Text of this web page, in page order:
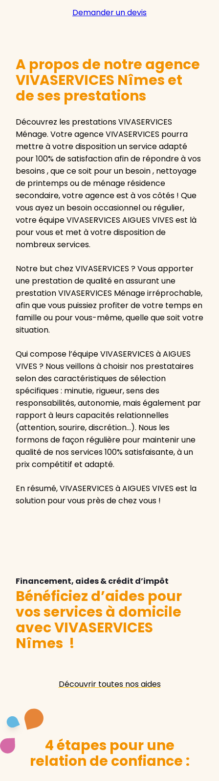
Demander un devis
A propos de notre agence
VIVASERVICES Nîmes et
de ses prestations
Découvrez les prestations VIVASERVICES
Ménage. Votre agence VIVASERVICES pourra
mettre à votre disposition un service adapté
pour 100% de satisfaction afin de répondre à vos
besoins , que ce soit pour un besoin , nettoyage
de printemps ou de ménage résidence
secondaire, votre agence est à vos côtés ! Que
vous ayez un besoin occasionnel ou régulier,
votre équipe VIVASERVICES AIGUES VIVES est là
pour vous et met à votre disposition de
nombreux services.
Notre but chez VIVASERVICES ? Vous apporter
une prestation de qualité en assurant une
prestation VIVASERVICES Ménage irréprochable,
afin que vous puissiez profiter de votre temps en
famille ou pour vous-même, quelle que soit votre
situation.
Qui compose l’équipe VIVASERVICES à AIGUES
VIVES ? Nous veillons à choisir nos prestataires
selon des caractéristiques de sélection
spécifiques : minutie, rigueur, sens des
responsabilités, autonomie, mais également par
rapport à leurs capacités relationnelles
(attention, sourire, discrétion…). Nous les
formons de façon régulière pour maintenir une
qualité de nos services 100% satisfaisante, à un
prix compétitif et adapté.
En résumé, VIVASERVICES à AIGUES VIVES est la
solution pour vous près de chez vous !
Financement, aides & crédit d’impôt
Bénéficiez d’aides pour
vos services à domicile
avec VIVASERVICES
Nîmes !
Découvrir toutes nos aides
4 étapes pour une
relation de confiance :